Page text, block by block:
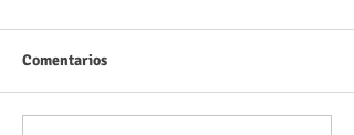
Comentarios